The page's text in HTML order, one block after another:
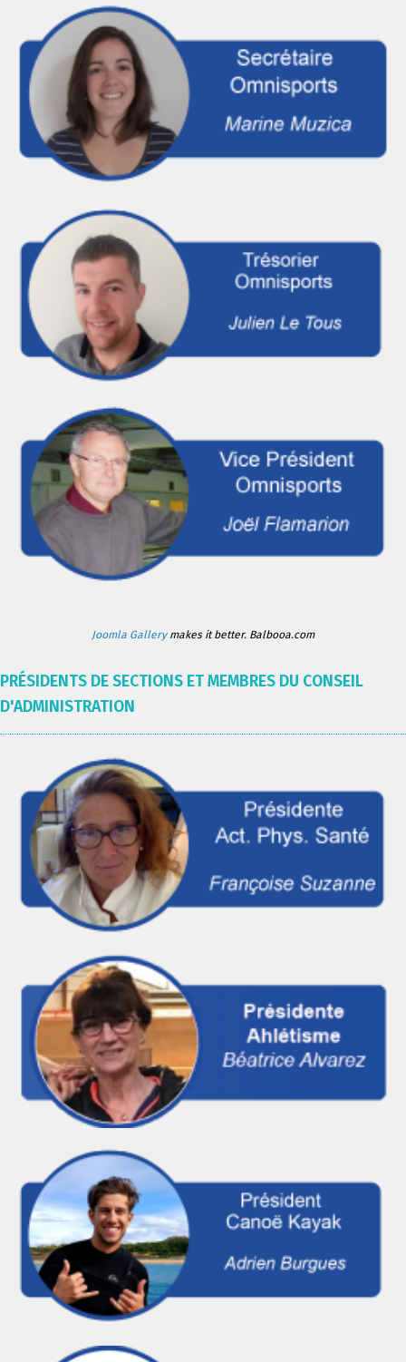
Joomla Gallerymakes it better. Balbooa.com
PRÉSIDENTS DE SECTIONS ET MEMBRES DU CONSEIL
D'ADMINISTRATION